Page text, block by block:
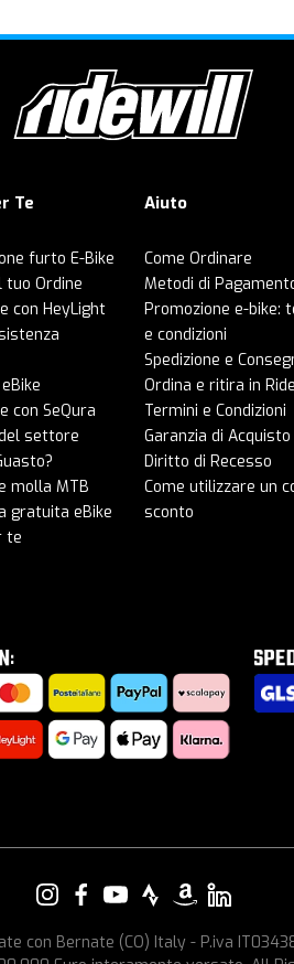
Te
furto E-Bike
tuo Ordine
con HeyLight
con SeQura
settore
molla MTB
gratuita eBike
te
Aiuto
Come Ordinare
Metodi di
Promozione e-bike:
e condizioni
Spedizione e
Ordina e ritira in
Termini e Condizioni
Garanzia di Acquisto
Diritto di Recesso
Come utilizzare un
sconto
Bernate (CO) Italy - P.iva